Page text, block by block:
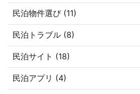
民泊物件選び (11)
民泊トラブル (8)
民泊サイト (18)
民泊アプリ (4)